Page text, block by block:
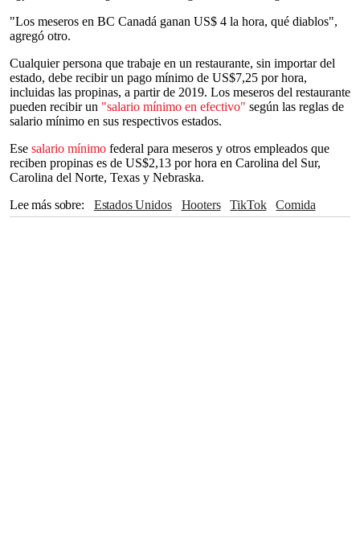
"Los meseros en BC Canadá ganan US$ 4 la hora, qué diablos",
agregó otro.
Cualquier persona que trabaje en un restaurante, sin importar del
estado, debe recibir un pago mínimo de US$7,25 por hora,
incluidas las propinas, a partir de 2019. Los meseros del restaurante
pueden recibir un "salario mínimo en efectivo" según las reglas de
salario mínimo en sus respectivos estados.
Ese salario mínimo federal para meseros y otros empleados que
reciben propinas es de US$2,13 por hora en Carolina del Sur,
Carolina del Norte, Texas y Nebraska.
Lee más sobre
Estados Unidos Hooters TikTok
Comida